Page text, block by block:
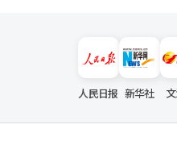
人民日报 新华社